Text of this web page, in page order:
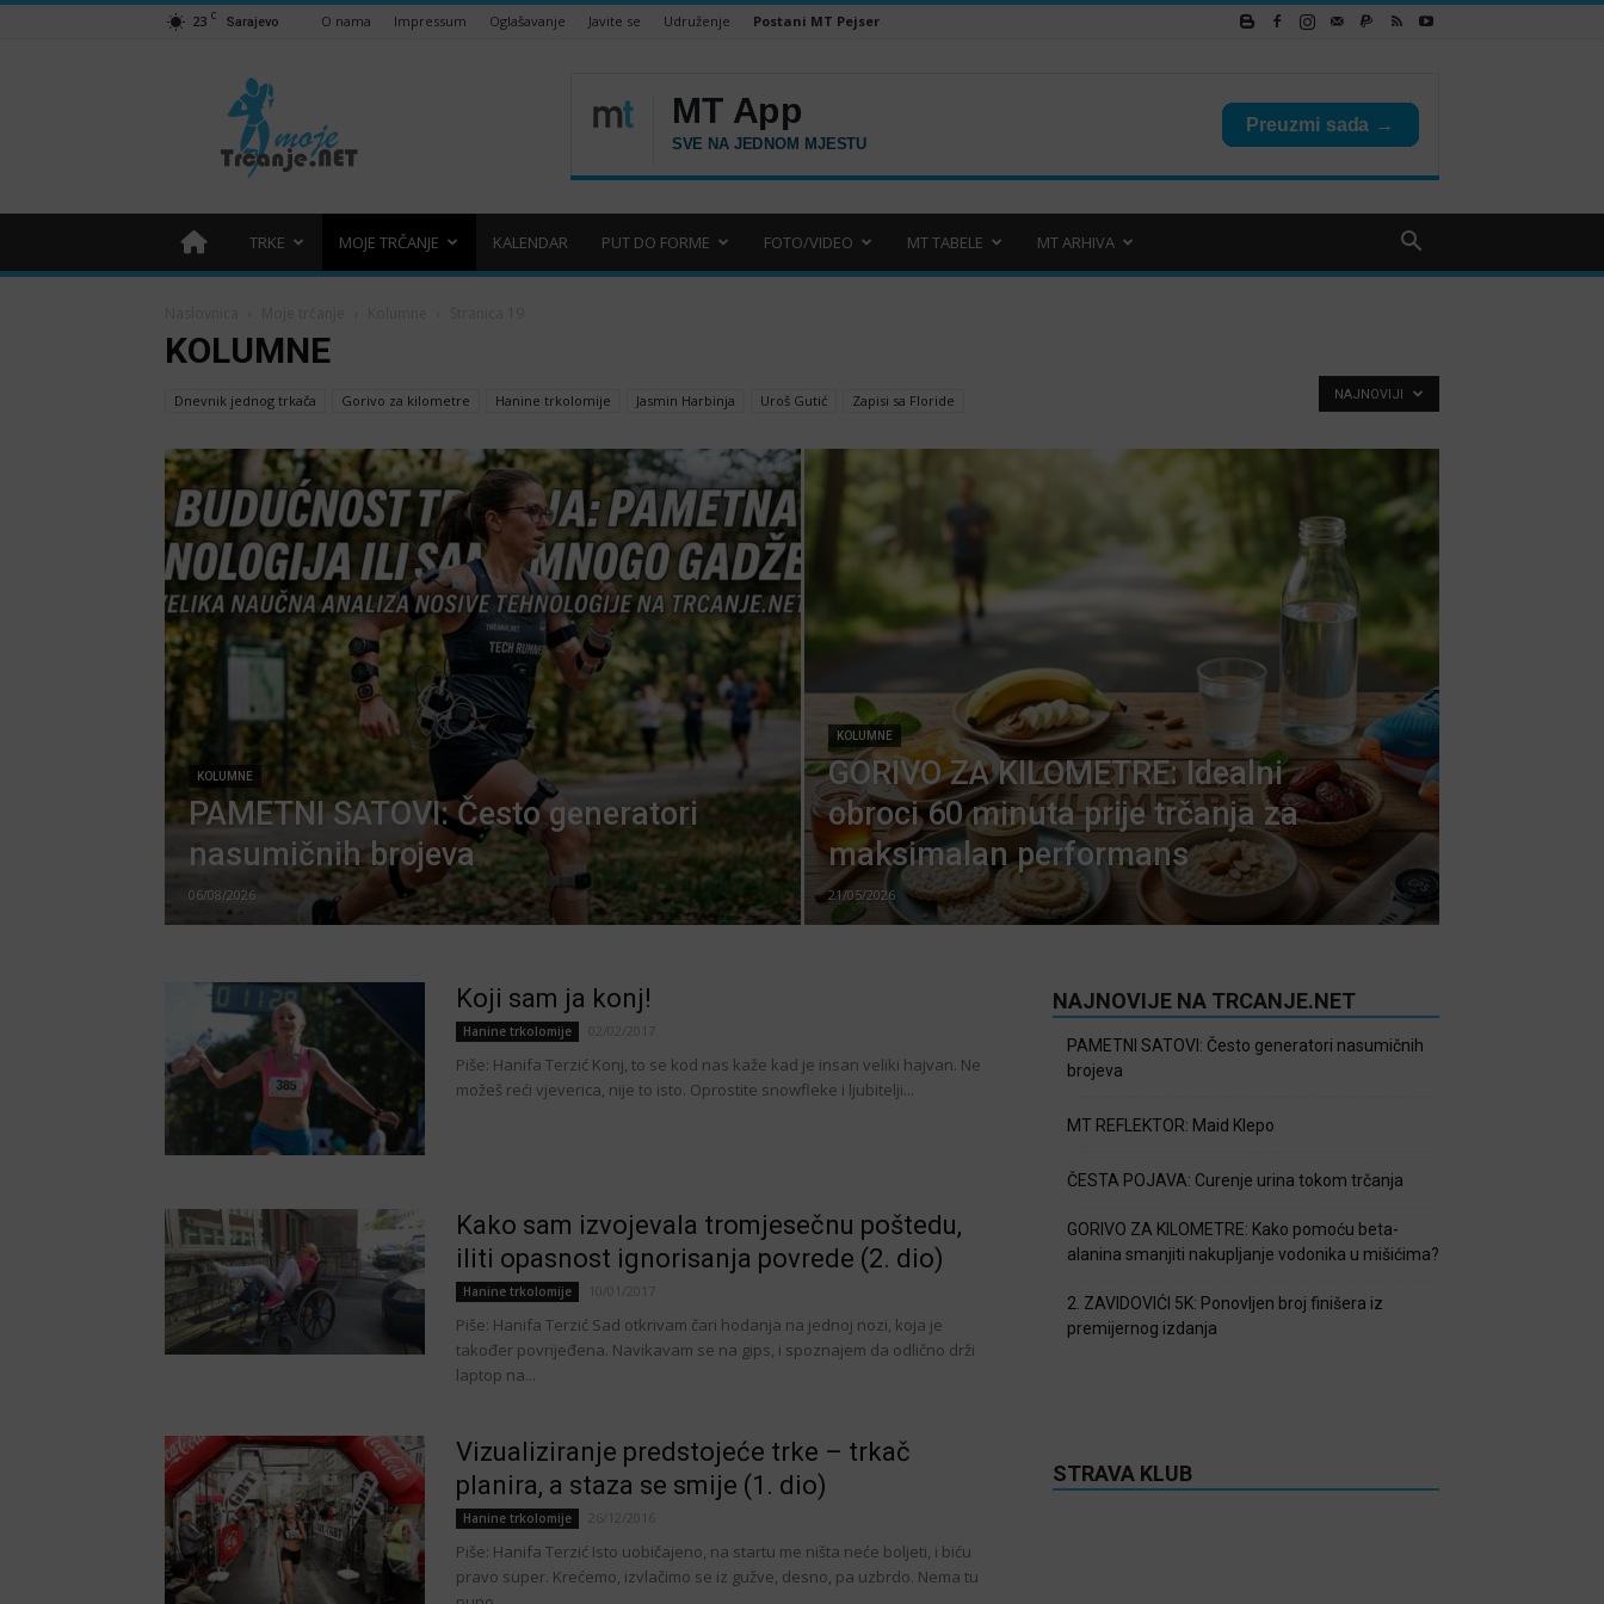
23 C Sarajevo O nama Impressum Oglašavanje Javite se Udruženje Postani MT Pejser
Moje
trčanje
trcanje.net
TRKE MOJE TRČANJE KALENDAR PUT DO FORME FOTO/VIDEO MT TABELE MT ARHIVA
KOLUMNE
Dnevnik jednog trkača Gorivo za kilometre Hanine trkolomije Jasmin Harbinja Uroš Gutić Zapisi sa Floride NAJNOVIJI
KOLUMNE
PAMETNI SATOVI: Često generatori
nasumičnih brojeva
06/08/2026
KOLUMNE
GORIVO ZA KILOMETRE: Idealni
obroci 60 minuta prije trčanja za
maksimalan performans
21/05/2026
Koji sam ja konj!
Hanine trkolomije 02/02/2017
Piše: Hanifa Terzić Konj, to se kod nas kaže kad je insan veliki hajvan. Ne
možeš reći vjeverica, nije to isto. Oprostite snowfleke i ljubitelji...
Kako sam izvojevala tromjesečnu poštedu,
iliti opasnost ignorisanja povrede (2. dio)
Hanine trkolomije 10/01/2017
Piše: Hanifa Terzić Sad otkrivam čari hodanja na jednoj nozi, koja je
također povrijeđena. Navikavam se na gips, i spoznajem da odlično drži
laptop na...
Vizualiziranje predstojeće trke – trkač
planira, a staza se smije (1. dio)
Hanine trkolomije 26/12/2016
Piše: Hanifa Terzić Isto uobičajeno, na startu me ništa neće boljeti, i biću
pravo super. Krećemo, izvlačimo se iz gužve, desno, pa uzbrdo. Nema tu
NAJNOVIJE NA TRCANJE.NET
PAMETNI SATOVI: Često generatori nasumičnih
brojeva
MT REFLEKTOR: Maid Klepo
ČESTA POJAVA: Curenje urina tokom trčanja
GORIVO ZA KILOMETRE: Kako pomoću beta-
alanina smanjiti nakupljanje vodonika u mišićima?
2. ZAVIDOVIĆI 5K: Ponovljen broj finišera iz
premijernog izdanja
STRAVA KLUB